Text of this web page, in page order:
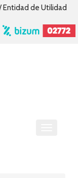
Entidad de Utilidad